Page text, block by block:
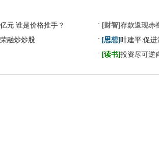
元 谁是价格推手？ · [财智]存款返现赤
融炒炒股 · [思想]叶建平:促
· [读书]投资尽可逆